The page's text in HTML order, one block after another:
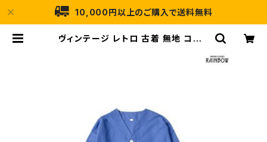
10,000円以上のご購入で送料無料
ヴィンテージ レトロ 古着 無地 コット